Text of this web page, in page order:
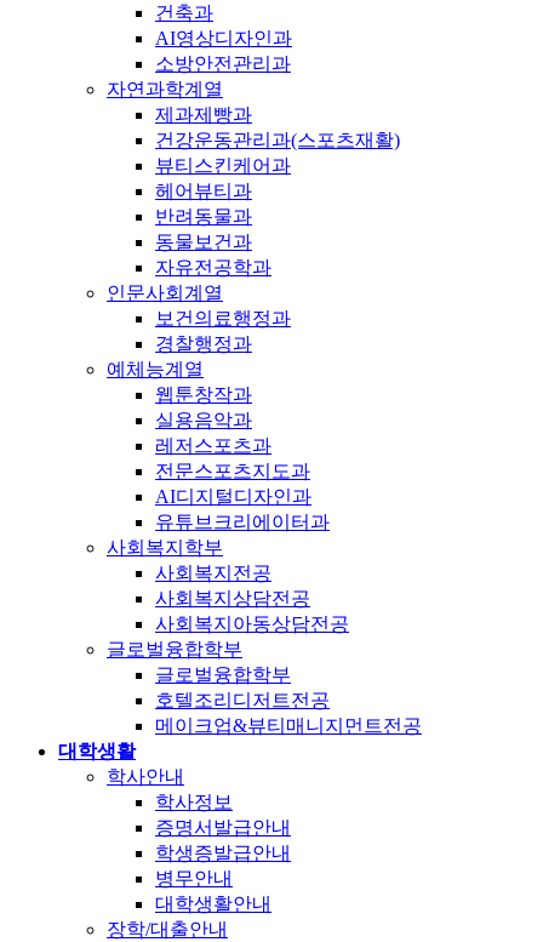
건축과
AI영상디자인과
소방안전관리과
자연과학계열
제과제빵과
건강운동관리과(스포츠재활)
뷰티스킨케어과
헤어뷰티과
반려동물과
동물보건과
자유전공학과
인문사회계열
보건의료행정과
경찰행정과
예체능계열
웹툰창작과
실용음악과
레저스포츠과
전문스포츠지도과
AI디지털디자인과
유튜브크리에이터과
사회복지학부
사회복지전공
사회복지상담전공
사회복지아동상담전공
글로벌융합학부
글로벌융합학부
호텔조리디저트전공
메이크업&뷰티매니지먼트전공
대학생활
학사안내
학사정보
증명서발급안내
학생증발급안내
병무안내
대학생활안내
장학/대출안내